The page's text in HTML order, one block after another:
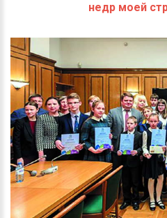
недр моей